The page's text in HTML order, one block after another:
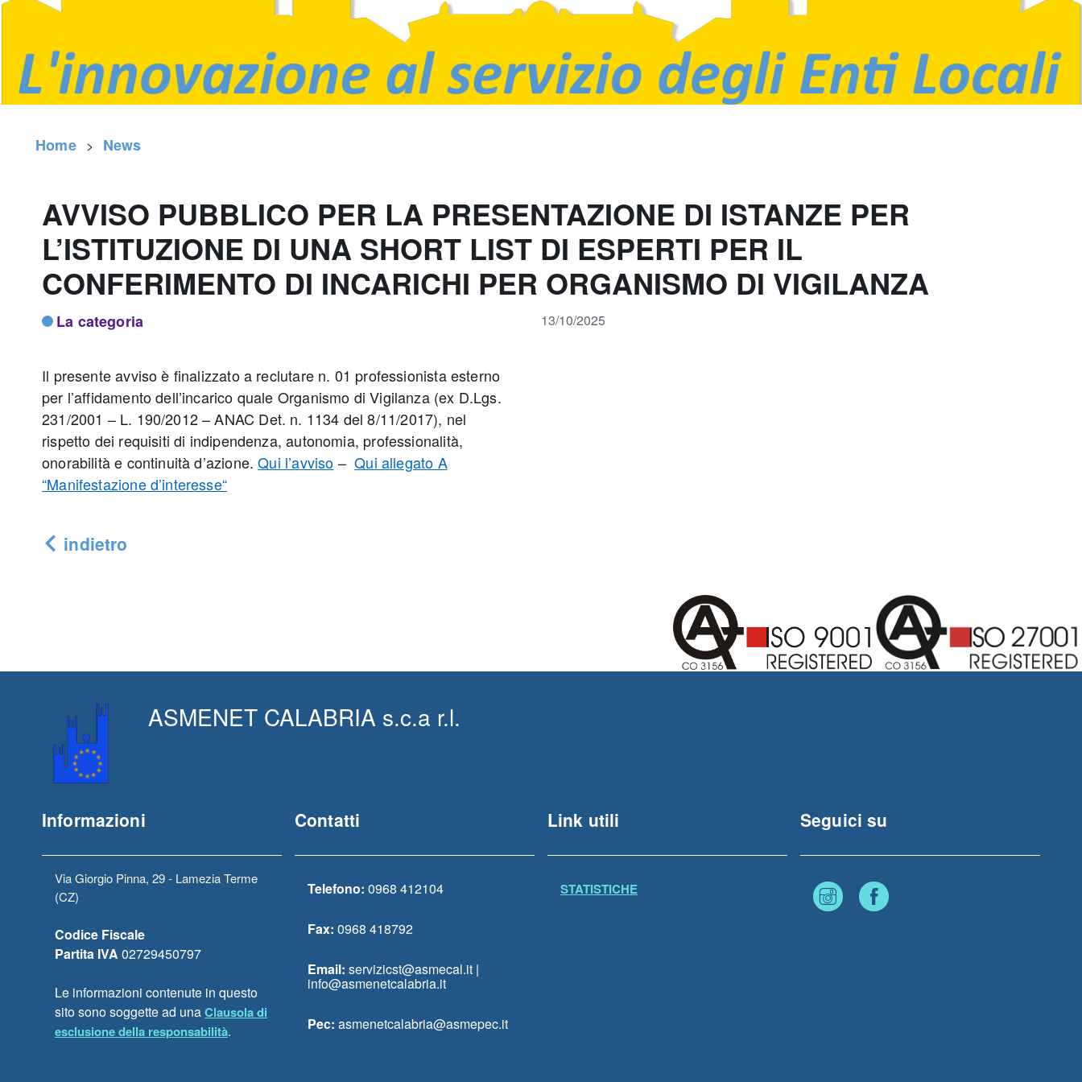
Home News
AVVISO PUBBLICO PER LA PRESENTAZIONE DI ISTANZE PER
L’ISTITUZIONE DI UNA SHORT LIST DI ESPERTI PER IL
CONFERIMENTO DI INCARICHI PER ORGANISMO DI VIGILANZA
La categoria 13/10/2025
Il presente avviso è finalizzato a reclutare n. 01 professionista esterno
per l’affidamento dell’incarico quale Organismo di Vigilanza (ex D.Lgs.
231/2001 – L. 190/2012 – ANAC Det. n. 1134 del 8/11/2017), nel
rispetto dei requisiti di indipendenza, autonomia, professionalità,
onorabilità e continuità d’azione.Qui l’avviso –Qui allegato A
“Manifestazione d’interesse“
indietro
ASMENET CALABRIA s.c.a r.l.
Informazioni
Via Giorgio Pinna, 29 - Lamezia Terme
(CZ)
Codice Fiscale
Partita IVA 02729450797
Le informazioni contenute in questo
sito sono soggette ad unaClausola di
esclusione della responsabilità.
Contatti
Telefono: 0968 412104
Fax: 0968 418792
Email: servizicst@asmecal.it |
info@asmenetcalabria.it
Pec: asmenetcalabria@asmepec.it
Link utili
STATISTICHE
Seguici su
Instagram